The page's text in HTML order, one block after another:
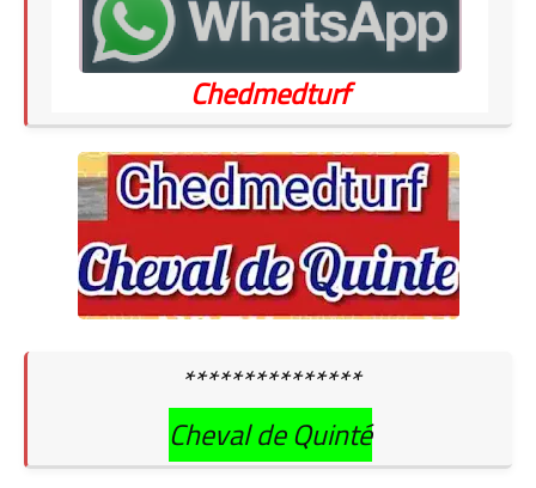
Chedmedturf
***************
Cheval de Quinté